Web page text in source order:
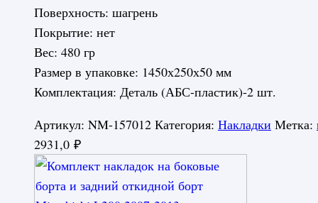
Поверхность: шагрень
Покрытие: нет
Вес: 480 гр
Размер в упаковке: 1450х250х50 мм
Комплектация: Деталь (АБС-пластик)-2 шт.
Артикул: NM-157012 Категория: Накладки Метка:
2931,0 ₽